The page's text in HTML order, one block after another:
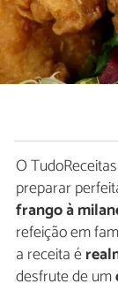
O
preparar
frango à
refeição em
a receita é
desfrute de um